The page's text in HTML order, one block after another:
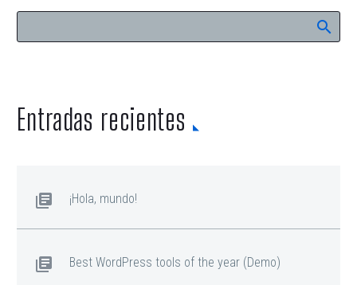
Entradas recientes
¡Hola, mundo!
Best WordPress tools of the year (Demo)